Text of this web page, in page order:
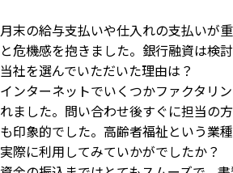
月末の給与支払いや仕入れの支払いが
と危機感を抱きました。銀行融資は検
当社を選んでいただいた理由は？
インターネットでいくつかファクタリ
れました。問い合わせ後すぐに担当の
も印象的でした。高齢者福祉という業
実際に利用してみていかがでしたか？